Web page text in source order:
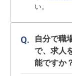
い。
自分で職
で、求人
能ですか